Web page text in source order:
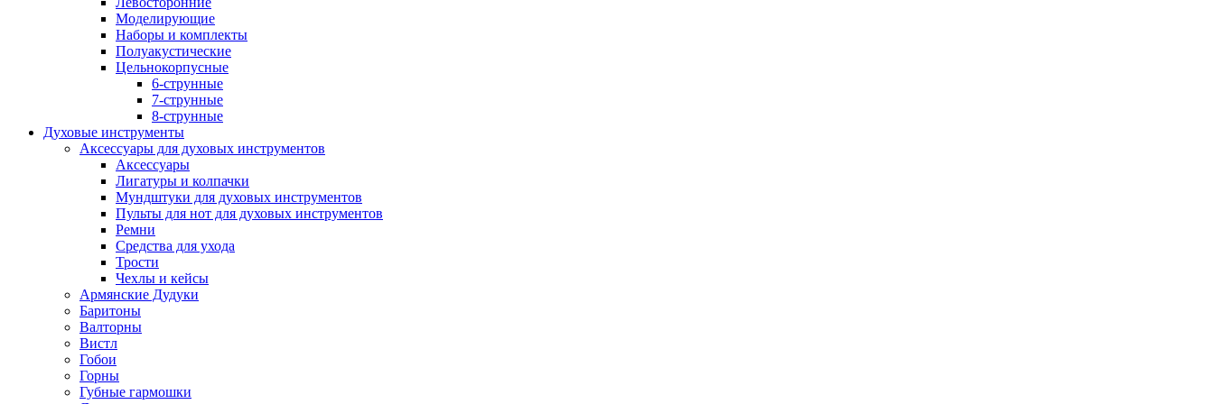
Моделирующие
Наборы и комплекты
Полуакустические
Цельнокорпусные
6-струнные
7-струнные
8-струнные
Духовые инструменты
Аксессуары для духовых инструментов
Аксессуары
Лигатуры и колпачки
Мундштуки для духовых инструментов
Пульты для нот для духовых инструментов
Ремни
Средства для ухода
Трости
Чехлы и кейсы
Армянские Дудуки
Баритоны
Валторны
Вистл
Гобои
Горны
Губные гармошки